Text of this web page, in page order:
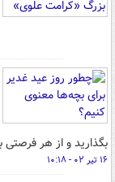
بگذارید و از هر فرصتی
۱۶ تیر ۰۲ - ۱۰:۱۸